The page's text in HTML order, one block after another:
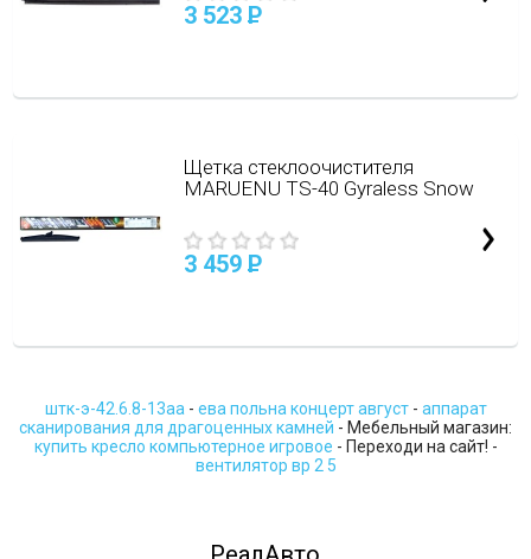
3 523 P
Щетка стеклоочистителя
MARUENU TS-40 Gyraless Snow
3 459 P
штк-э-42.6.8-13аа - ева польна концерт август- аппарат
сканирования для драгоценных камней - Мебельный магазин:
купить кресло компьютерное игровое - Переходи на сайт! -
вентилятор вр 2 5